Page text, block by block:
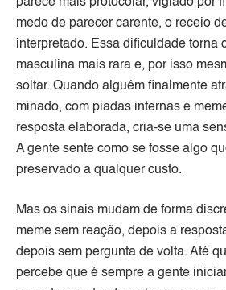
medo de parecer carente, o receio
interpretado. Essa dificuldade torna
masculina mais rara e, por isso
soltar. Quando alguém finalmente
minado, com piadas internas e
resposta elaborada, cria-se uma
A gente sente como se fosse algo
preservado a qualquer custo.
Mas os sinais mudam de forma
meme sem reação, depois a
depois sem pergunta de volta. Até
percebe que é sempre a gente